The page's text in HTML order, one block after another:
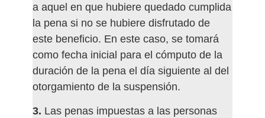
a aquel en que hubiere quedado cumplida
la pena si no se hubiere disfrutado de
este beneficio. En este caso, se tomará
como fecha inicial para el cómputo de la
duración de la pena el día siguiente al del
otorgamiento de la suspensión.
3. Las penas impuestas a las personas